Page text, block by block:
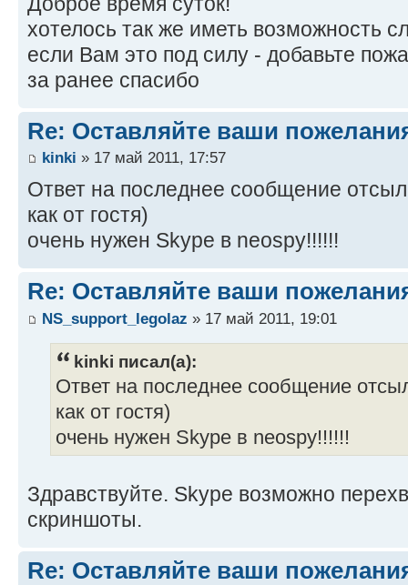
хотелось так же иметь возможность
если Вам это под силу - добавьте
за ранее спасибо
Re: Оставляйте ваши
kinki » 17 май 2011, 17:57
Ответ на последнее сообщение
как от гостя)
очень нужен Skype в neospy!!!!!!
Re: Оставляйте ваши
NS_support_legolaz » 17 май 2011, 19:01
kinki писал(а):
Ответ на последнее сообщение
как от гостя)
очень нужен Skype в neospy!!!!!!
Здравствуйте. Skype возможно
скриншоты.
Re: Оставляйте ваши